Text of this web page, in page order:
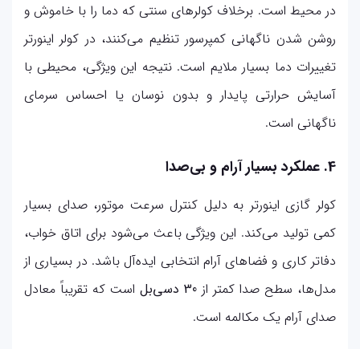
در محیط است. برخلاف کولرهای سنتی که دما را با خاموش و
روشن شدن ناگهانی کمپرسور تنظیم می‌کنند، در کولر اینورتر
تغییرات دما بسیار ملایم است. نتیجه این ویژگی، محیطی با
آسایش حرارتی پایدار و بدون نوسان یا احساس سرمای
ناگهانی است.
4. عملکرد بسیار آرام و بی‌صدا
کولر گازی اینورتر به دلیل کنترل سرعت موتور، صدای بسیار
کمی تولید می‌کند. این ویژگی باعث می‌شود برای اتاق خواب،
دفاتر کاری و فضاهای آرام انتخابی ایده‌آل باشد. در بسیاری از
مدل‌ها، سطح صدا کمتر از 30 دسی‌بل
است که تقریباً معادل
صدای آرام یک مکالمه‌ است.